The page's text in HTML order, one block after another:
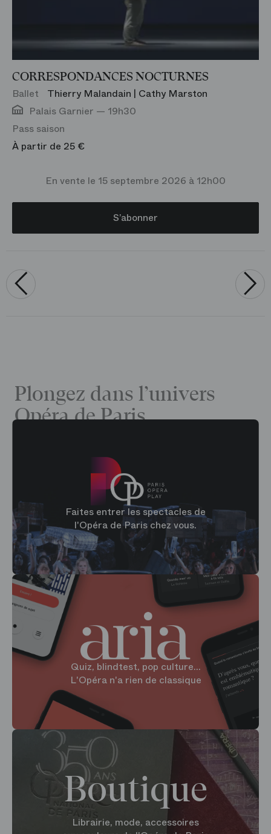
CORRESPONDANCES NOCTURNES
Ballet
Thierry Malandain | Cathy Marston
Palais Garnier — 19h30
Pass saison
À partir de 25 €
En vente le 15 septembre 2026 à 12h00
S’abonner
›
‹
Plongez dans l’univers
Opéra de Paris
Faites entrer les spectacles de
l'Opéra de Paris chez vous.
Quiz, blindtest, pop culture...
L'Opéra n'a rien de classique
Boutique
Librairie, mode, accessoires